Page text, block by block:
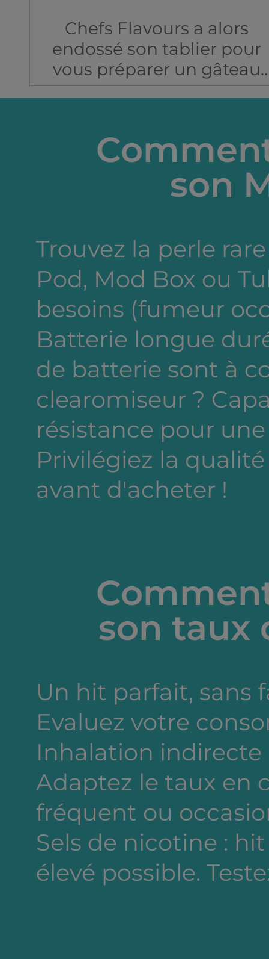
Chefs Flavours a alors
endossé son tablier pour
vous préparer un gâteau
magistralement réalisé
sablée savoureuse
parsemée de citrons
Terrifiant de réalisme!
son
Trouvez la perle
Pod, Mod Box ou
besoins (fumeur
Batterie longue
de batterie sont à
clearomiseur ?
résistance pour
Privilégiez la
avant d'acheter !
son taux
Un hit parfait, sans
Evaluez votre
Inhalation indirecte
Adaptez le taux en
fréquent ou
Sels de nicotine :
élevé possible.